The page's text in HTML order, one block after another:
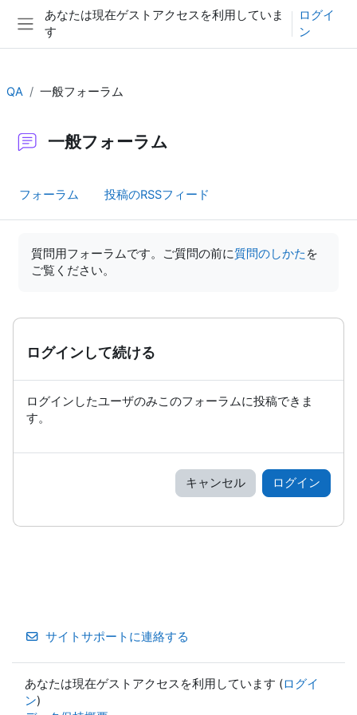
メインコンテンツへスキップする
サイドパネル
あなたは現在ゲストアクセスを利用していま
す
ログイ
ン
QA 一般フォーラム
一般フォーラム
フォーラム 投稿のRSSフィード
質問用フォーラムです。ご質問の前に質問のしかた を
ご覧ください。
ログインして続ける
ログインしたユーザのみこのフォーラムに投稿できま
す。
キャンセル ログイン
サイトサポートに連絡する
あなたは現在ゲストアクセスを利用しています (ログイ
ン)